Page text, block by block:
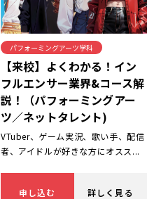
パフォーミングアーツ学科
【来校】よくわかる！イン
フルエンサー業界&コース解
説！（パフォーミングアー
ツ／ネットタレント)
VTuber、ゲーム実況、歌い手、配信
者、アイドルが好きな方にオスス...
申し込む 詳しく見る